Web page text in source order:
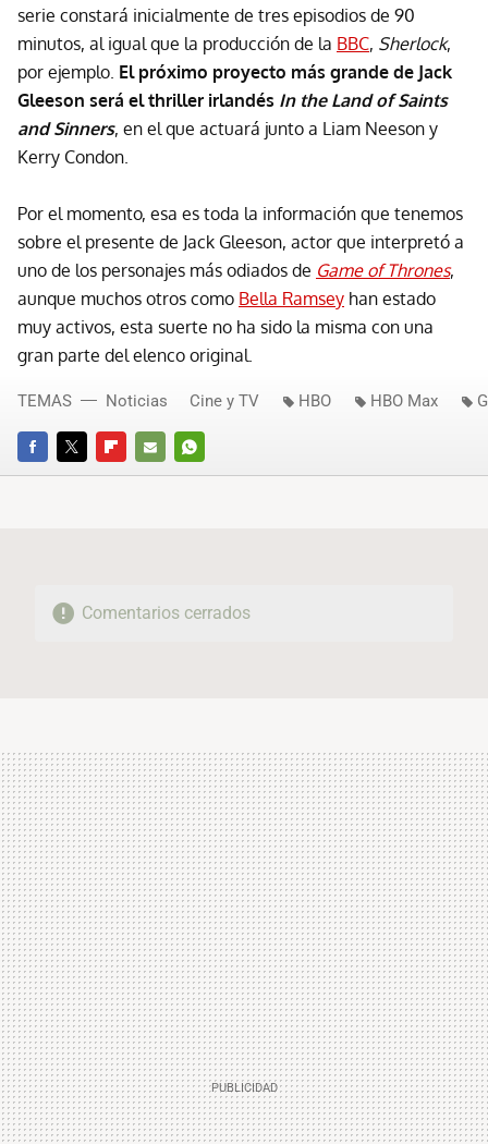
serie constará inicialmente de tres episodios de 90
minutos, al igual que la producción de la BBC, Sherlock,
por ejemplo. El próximo proyecto más grande de Jack
Gleeson será el thriller irlandés In the Land of Saints
and Sinners, en el que actuará junto a Liam Neeson y
Kerry Condon.
Por el momento, esa es toda la información que tenemos
sobre el presente de Jack Gleeson, actor que interpretó a
uno de los personajes más odiados de Game of Thrones,
aunque muchos otros como Bella Ramsey han estado
muy activos, esta suerte no ha sido la misma con una
gran parte del elenco original.
FACEBOOKTWITTERFLIPBOARD
E-
WHATSAPP
TEMAS Noticias Cine y TV HBO HBO Max
Comentarios cerrados